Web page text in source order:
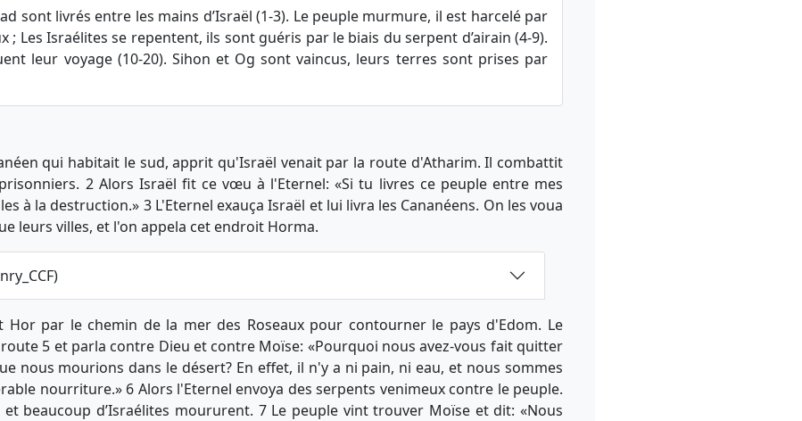
sont livrés entre les mains d’Israël (1-3). Le peuple murmure, il est harcelé par
; Les Israélites se repentent, ils sont guéris par le biais du serpent d’airain (4-9).
leur voyage (10-20). Sihon et Og sont vaincus, leurs terres sont prises par
qui habitait le sud, apprit qu'Israël venait par la route d'Atharim. Il combattit
2 Alors Israël fit ce vœu à l'Eternel: «Si tu livres ce peuple entre mes
à la destruction.» 3 L'Eternel exauça Israël et lui livra les Cananéens. On les voua
leurs villes, et l'on appela cet endroit Horma.
par le chemin de la mer des Roseaux pour contourner le pays d'Edom. Le
5 et parla contre Dieu et contre Moïse: «Pourquoi nous avez-vous fait quitter
nous mourions dans le désert? En effet, il n'y a ni pain, ni eau, et nous sommes
nourriture.» 6 Alors l'Eternel envoya des serpents venimeux contre le peuple.
beaucoup d’Israélites moururent. 7 Le peuple vint trouver Moïse et dit: «Nous